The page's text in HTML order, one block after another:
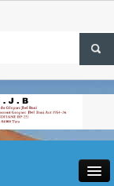
et
Tata
vols Paris-